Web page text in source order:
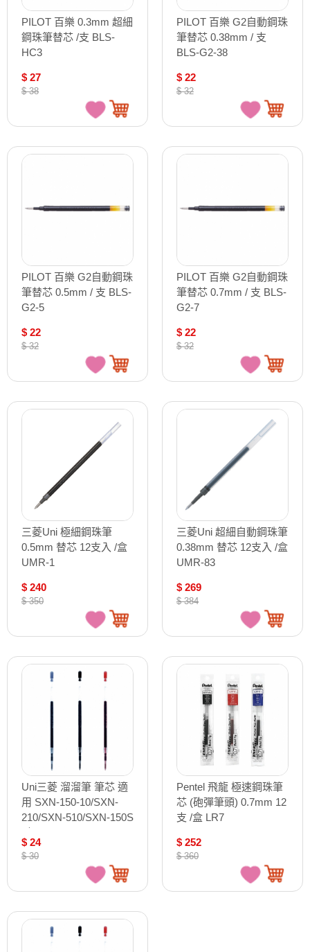
PILOT 百樂 0.3mm 超細
鋼珠筆替芯 /支 BLS-
HC3
$ 27
$ 38
PILOT 百樂 G2自動鋼珠
筆替芯 0.38mm / 支
BLS-G2-38
$ 22
$ 32
PILOT 百樂 G2自動鋼珠
筆替芯 0.5mm / 支 BLS-
G2-5
$ 22
$ 32
PILOT 百樂 G2自動鋼珠
筆替芯 0.7mm / 支 BLS-
G2-7
$ 22
$ 32
三菱Uni 極細鋼珠筆
0.5mm 替芯 12支入 /盒
UMR-1
$ 240
$ 350
三菱Uni 超細自動鋼珠筆
0.38mm 替芯 12支入 /盒
UMR-83
$ 269
$ 384
Uni三菱 溜溜筆 筆芯 適
用 SXN-150-10/SXN-
210/SXN-510/SXN-150S
$ 24
$ 30
Pentel 飛龍 極速鋼珠筆
芯 (砲彈筆頭) 0.7mm 12
支 /盒 LR7
$ 252
$ 360